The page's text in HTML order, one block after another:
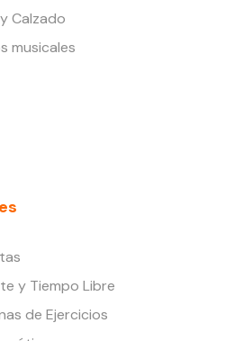
Calzado
musicales
y Tiempo Libre
de Ejercicios